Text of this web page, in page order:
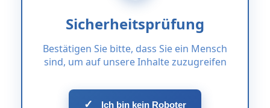
Sicherheitsprüfung
Bestätigen Sie bitte, dass Sie ein Mensch
sind, um auf unsere Inhalte zuzugreifen
✓ Ich bin kein Roboter